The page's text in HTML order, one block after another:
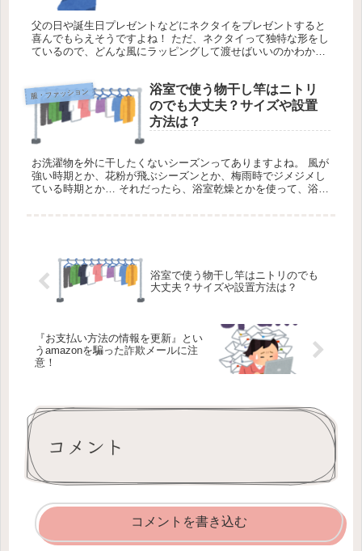
父の日や誕生日プレゼントなどにネクタイをプレゼントすると
喜んでもらえそうですよね！ ただ、ネクタイって独特な形をし
ているので、どんな風にラッピングして渡せばいいのかわから
服・ファッション
浴室で使う物干し竿はニトリ
のでも大丈夫？サイズや設置
方法は？
お洗濯物を外に干したくないシーズンってありますよね。 風が
強い時期とか、花粉が飛ぶシーズンとか、梅雨時でジメジメし
ている時期とか… それだったら、浴室乾燥とかを使って、浴室
浴室で使う物干し竿はニトリのでも
大丈夫？サイズや設置方法は？
『お支払い方法の情報を更新』とい
うamazonを騙った詐欺メールに注
意！
コメント
コメントを書き込む